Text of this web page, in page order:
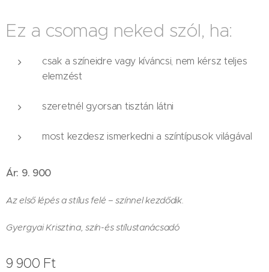
Ez a csomag neked szól, ha:
csak a színeidre vagy kíváncsi, nem kérsz teljes
elemzést
szeretnél gyorsan tisztán látni
most kezdesz ismerkedni a színtípusok világával
Ár: 9. 900
Az első lépés a stílus felé – színnel kezdődik.
Gyergyai Krisztina, szín-és stílustanácsadó
9 900 Ft